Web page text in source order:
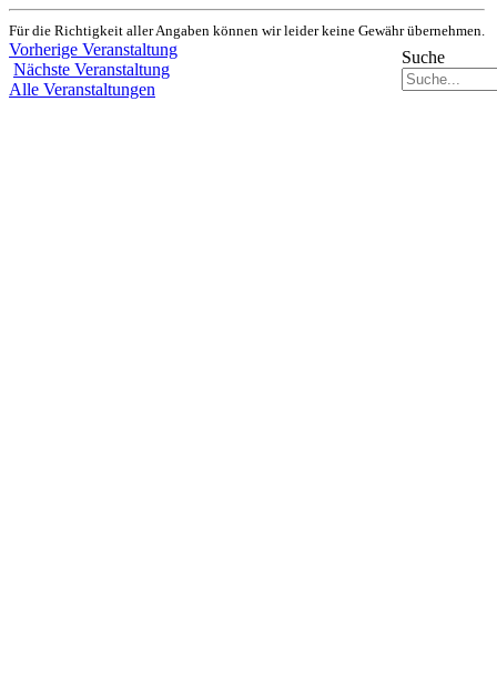
Suche
Für die Richtigkeit aller Angaben können wir leider keine Gewähr übernehmen.
Vorherige Veranstaltung
Nächste Veranstaltung
Alle Veranstaltungen